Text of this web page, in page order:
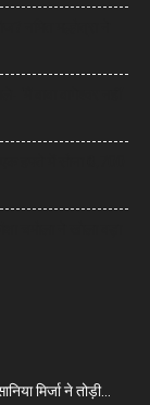
मिर्जा ने तोड़ी...